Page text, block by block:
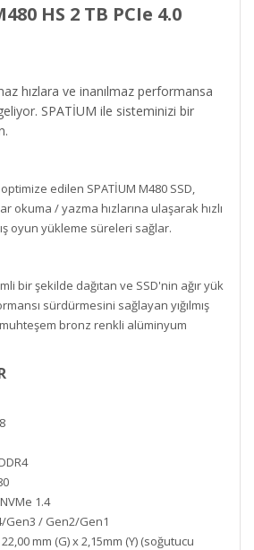
HS 2 TB PCIe 4.0
hızlara ve inanılmaz performansa
SPATİUM ile sisteminizi bir
edilen SPATİUM M480 SSD,
okuma / yazma hızlarına ulaşarak hızlı
oyun yükleme süreleri sağlar.
bir şekilde dağıtan ve SSD'nin ağır yük
sürdürmesini sağlayan yığılmış
bronz renkli alüminyum
1.4
Gen3 / Gen2/Gen1
mm (G) x 2,15mm (Y) (soğutucu